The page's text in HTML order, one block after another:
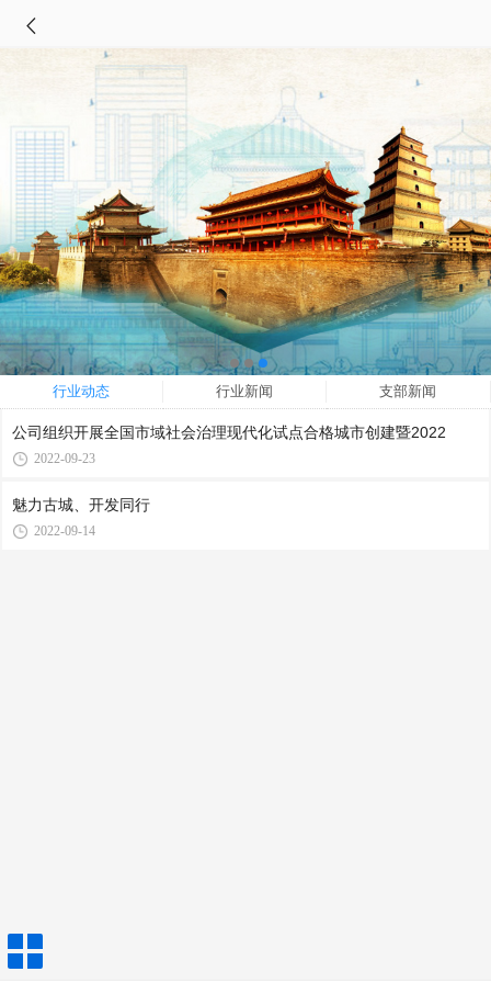
行业动态 行业新闻 支部新闻
公司组织开展全国市域社会治理现代化试点合格城市创建暨2022
2022-09-23
魅力古城、开发同行
2022-09-14